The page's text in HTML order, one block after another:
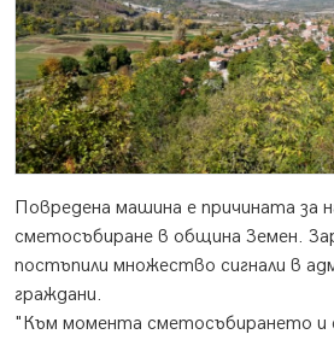
Повредена машина е причината за
сметосъбиране в община Земен.
постъпили множество сигнали в
граждани.
"Към момента сметосъбирането и